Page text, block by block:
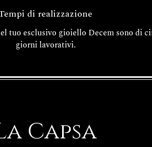
di realizzazione
tuo esclusivo gioiello Decem sono di
giorni lavorativi.
Capsa